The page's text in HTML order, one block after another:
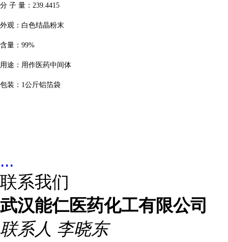
分 子 量： 239.4415
外观：白色结晶粉末
含量： 99%
用途：用作医药中间体
包装： 1公斤铝箔袋
...
联系我们
武汉能仁医药化工有限公司
联系人 李晓东